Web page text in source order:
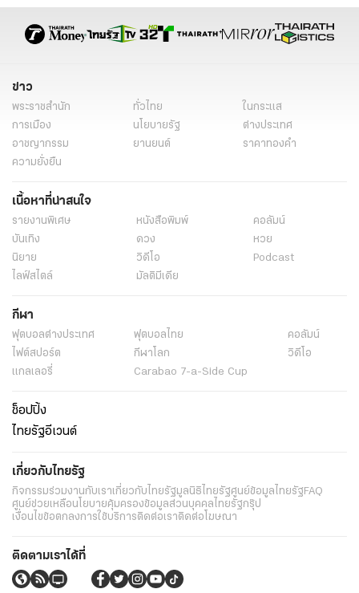
ข่าว
พระราชสำนัก ทั่วไทย
ในกระแส
การเมือง
นโยบายรัฐ
ต่างประเทศ
อาชญากรรม
ยานยนต์
ราคาทองคำ
ความยั่งยืน
เนื้อหาที่น่าสนใจ
รายงานพิเศษ หนังสือพิมพ์
คอลัมน์
บันเทิง
ดวง
หวย
นิยาย
วิดีโอ
Podcast
ไลฟ์สไตล์
มัลติมีเดีย
กีฬา
ฟุตบอลต่่างประเทศ ฟุตบอลไทย
คอลัมน์
ไฟต์สปอร์ต
กีฬาโลก
วิดีโอ
แกลเลอรี่
Carabao 7-a-Side Cup
ช็อปปิ้ง
ไทยรัฐอีเวนต์
เกี่ยวกับไทยรัฐ
กิจกรรมร่วมงานกับเราเกี่ยวกับไทยรัฐมูลนิธิไทยรัฐศูนย์ข้อมูลไทยรัฐFAQ
ศูนย์ช่วยเหลือนโยบายคุ้มครองข้อมูลส่วนบุคคลไทยรัฐกรุ๊ป
เงื่อนไขข้อตกลงการใช้บริการติดต่อเราติดต่อโฆษณา
ติดตามเราได้ที่